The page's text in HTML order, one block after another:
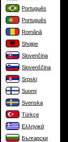
Português
Português
Română
Shqipe
Slovenčina
Slovenščina
Srpski
Suomi
Svenska
Türkçe
Ελληνικά
Български